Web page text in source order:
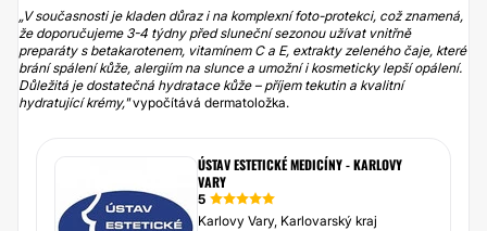
„V současnosti je kladen důraz i na komplexní foto-protekci, což znamená,
že doporučujeme 3-4 týdny před sluneční sezonou užívat vnitřně
preparáty s betakarotenem, vitamínem C a E, extrakty zeleného čaje, které
brání spálení kůže, alergiím na slunce a umožní i kosmeticky lepší opálení.
Důležitá je dostatečná hydratace kůže – příjem tekutin a kvalitní
hydratující krémy,"vypočítává dermatoložka.
ÚSTAV ESTETICKÉ MEDICÍNY - KARLOVY
VARY
5
Karlovy Vary, Karlovarský kraj